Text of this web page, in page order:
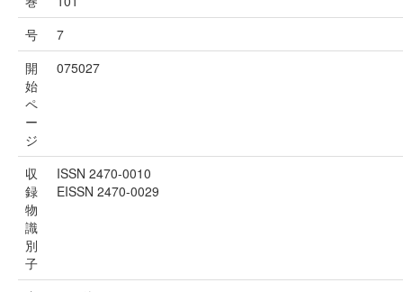
号
7
開
始
ペ
ー
ジ
075027
収
録
物
識
別
子
ISSN 2470-0010
EISSN 2470-0029